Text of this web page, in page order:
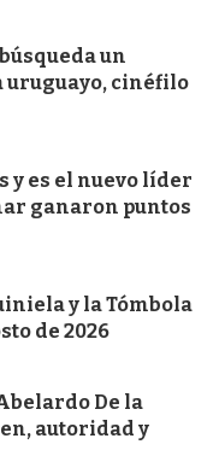
un
cinéfilo
y es el nuevo líder
ganaron puntos
y la Tómbola
de 2026
De la
autoridad y